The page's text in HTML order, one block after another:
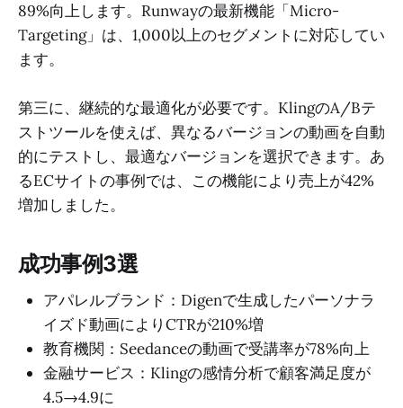
89%向上します。Runwayの最新機能「Micro-
Targeting」は、1,000以上のセグメントに対応してい
ます。
第三に、継続的な最適化が必要です。KlingのA/Bテ
ストツールを使えば、異なるバージョンの動画を自動
的にテストし、最適なバージョンを選択できます。あ
るECサイトの事例では、この機能により売上が42%
増加しました。
成功事例3選
アパレルブランド：Digenで生成したパーソナラ
イズド動画によりCTRが210%増
教育機関：Seedanceの動画で受講率が78%向上
金融サービス：Klingの感情分析で顧客満足度が
4.5→4.9に